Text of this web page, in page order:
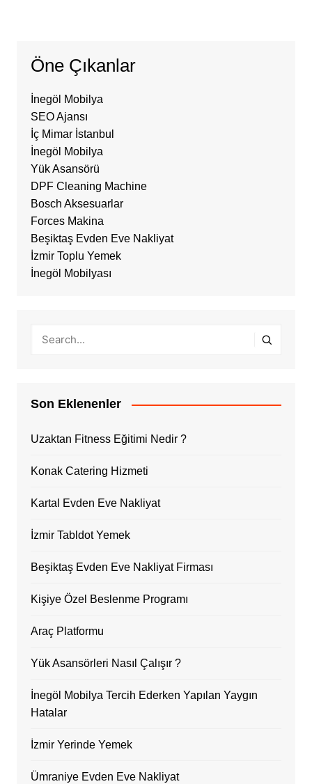
Öne Çıkanlar
İnegöl Mobilya
SEO Ajansı
İç Mimar İstanbul
İnegöl Mobilya
Yük Asansörü
DPF Cleaning Machine
Bosch Aksesuarlar
Forces Makina
Beşiktaş Evden Eve Nakliyat
İzmir Toplu Yemek
İnegöl Mobilyası
Son Eklenenler
Uzaktan Fitness Eğitimi Nedir ?
Konak Catering Hizmeti
Kartal Evden Eve Nakliyat
İzmir Tabldot Yemek
Beşiktaş Evden Eve Nakliyat Firması
Kişiye Özel Beslenme Programı
Araç Platformu
Yük Asansörleri Nasıl Çalışır ?
İnegöl Mobilya Tercih Ederken Yapılan Yaygın
Hatalar
İzmir Yerinde Yemek
Ümraniye Evden Eve Nakliyat